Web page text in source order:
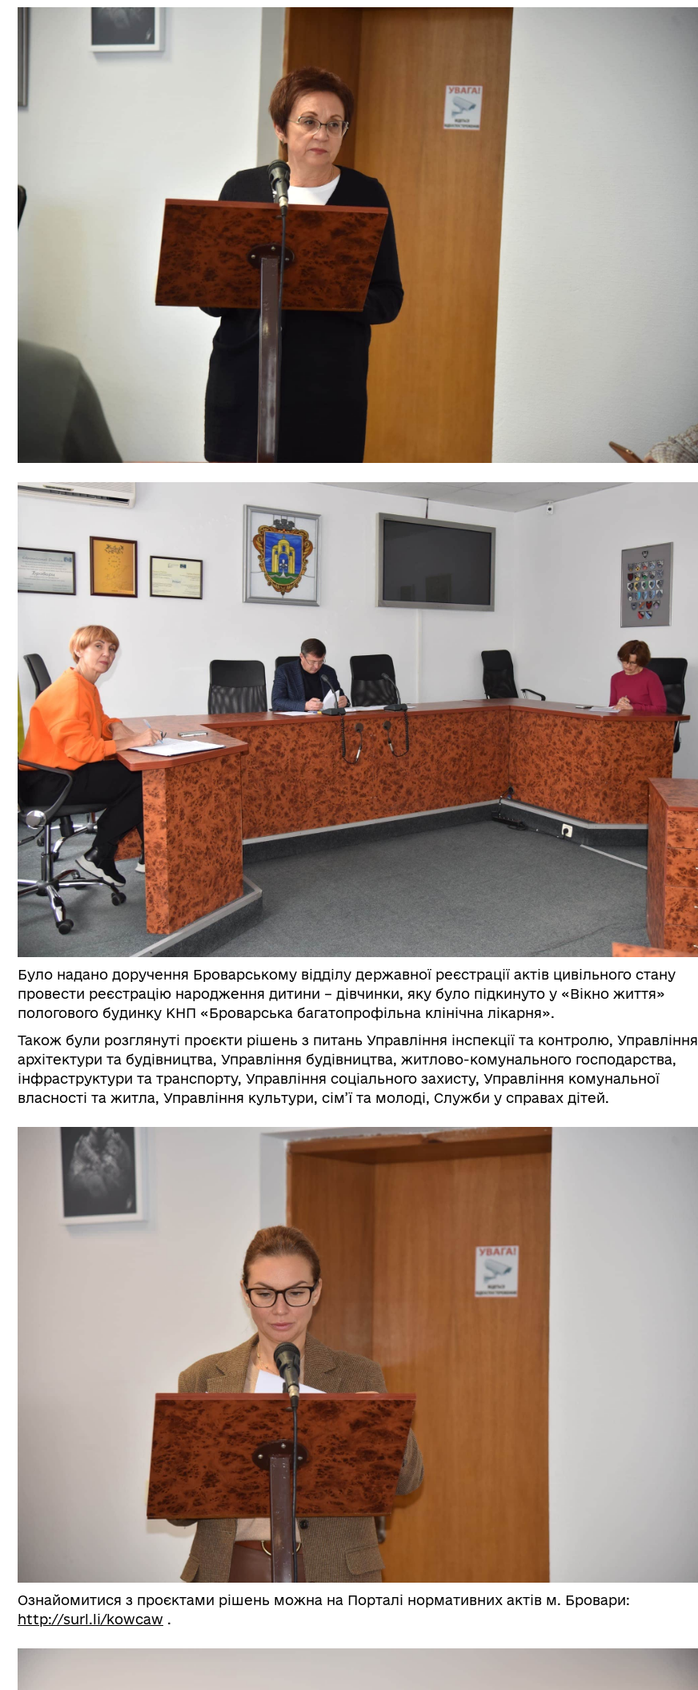
Було надано доручення Броварському відділу державної реєстрації актів цивільного стану
провести реєстрацію народження дитини – дівчинки, яку було підкинуто у «Вікно життя»
пологового будинку КНП «Броварська багатопрофільна клінічна лікарня».
Також були розглянуті проєкти рішень з питань Управління інспекції та контролю, Управління
архітектури та будівництва, Управління будівництва, житлово-комунального господарства,
інфраструктури та транспорту, Управління соціального захисту, Управління комунальної
власності та житла, Управління культури, сім’ї та молоді, Служби у справах дітей.
Ознайомитися з проєктами рішень можна на Порталі нормативних актів м. Бровари:
http://surl.li/kowcaw .